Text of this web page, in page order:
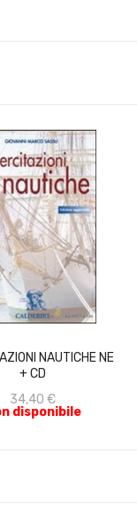
NAUTICHE NE
+ CD
34,40 €
disponibile
ACQUISTA